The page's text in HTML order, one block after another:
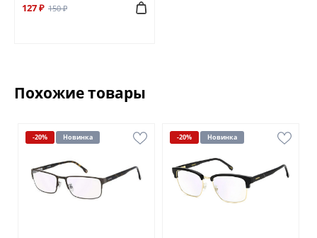
127 ₽ 150 ₽
Похожие товары
-20% Новинка -20% Новинка